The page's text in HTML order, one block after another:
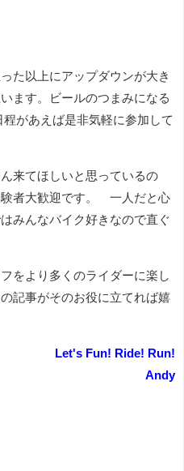
た以上にアップダウンが大き
ます。ビールのつまみになる
があえば是非気軽に参加して
来てほしいと思っているの
者大歓迎です。 一人だと心
みんなバイク好きなので直ぐ
をより多くのライダーに楽し
記事がそのお役に立てれば嬉
Let's Fun! Ride! Run!
Andy